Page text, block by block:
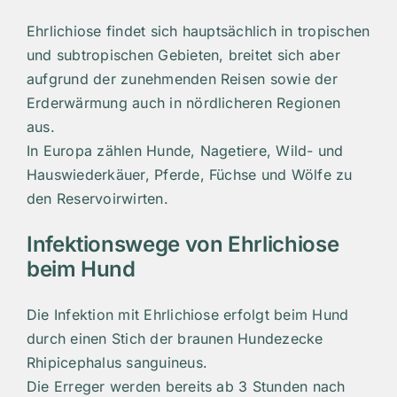
Ehrlichiose findet sich hauptsächlich in tropischen
und subtropischen Gebieten, breitet sich aber
aufgrund der zunehmenden Reisen sowie der
Erderwärmung auch in nördlicheren Regionen
aus.
In Europa zählen Hunde, Nagetiere, Wild- und
Hauswiederkäuer, Pferde, Füchse und Wölfe zu
den Reservoirwirten.
Infektionswege von Ehrlichiose
beim Hund
Die Infektion mit Ehrlichiose erfolgt beim Hund
durch einen Stich der braunen Hundezecke
Rhipicephalus sanguineus.
Die Erreger werden bereits ab 3 Stunden nach